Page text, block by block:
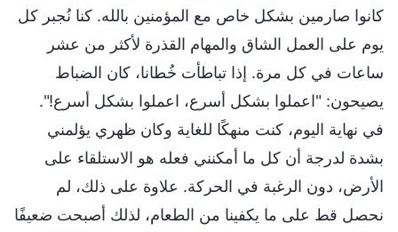
كانوا صارمين بشكل خاص مع المؤمنين بالله. كنا نُجبر كل
يوم على العمل الشاق والمهام القذرة لأكثر من عشر
ساعات في كل مرة. إذا تباطأت خُطانا، كان الضباط
يصيحون: "اعملوا بشكل أسرع، اعملوا بشكل أسرع!".
في نهاية اليوم، كنت منهكًا للغاية وكان ظهري يؤلمني
بشدة لدرجة أن كل ما أمكنني فعله هو الاستلقاء على
الأرض، دون الرغبة في الحركة. علاوة على ذلك، لم
نحصل قط على ما يكفينا من الطعام، لذلك أصبحت ضعيفًا